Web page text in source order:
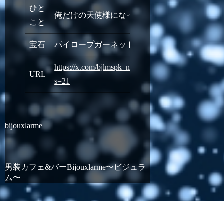
ひと
こと
俺だけの天使様になって｡
宝石 パイロープガーネット
URL
https://x.com/bjlmspk_nanase?
s=21
bijouxlarme
男装カフェ&バーBijouxlarme〜ビジュラ
ム〜